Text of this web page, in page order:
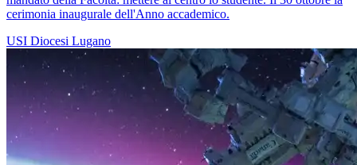
cerimonia inaugurale dell'Anno accademico.
USI Diocesi Lugano